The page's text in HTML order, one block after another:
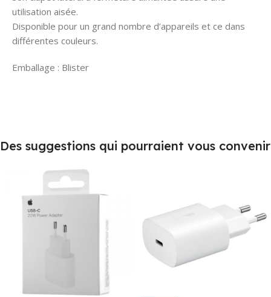
utilisation aisée.
Disponible pour un grand nombre d’appareils et ce dans
différentes couleurs.
Emballage : Blister
Des suggestions qui pourraient vous convenir